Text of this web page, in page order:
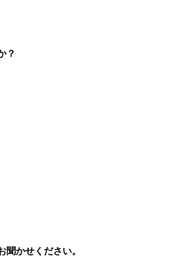
？
かせください。